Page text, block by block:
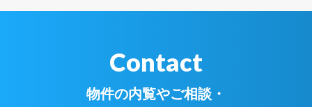
Contact
物件の内覧やご相談・